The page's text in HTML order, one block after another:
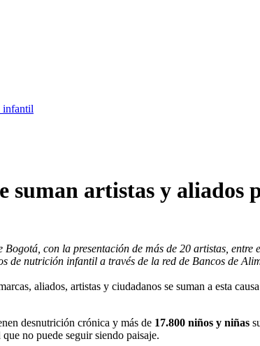
infantil
suman artistas y
con la presentación de más de 20 artistas,
de nutrición infantil a través de la red de Bancos de
aliados, artistas y ciudadanos se suman a esta
desnutrición crónica y más de 17.800 niños y niñas
no puede seguir siendo paisaje.